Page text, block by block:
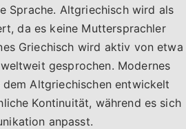
Sprache. Altgriechisch wird als
da es keine Muttersprachler
Griechisch wird aktiv von etwa
gesprochen. Modernes
Altgriechischen entwickelt
Kontinuität, während es sich
anpasst.